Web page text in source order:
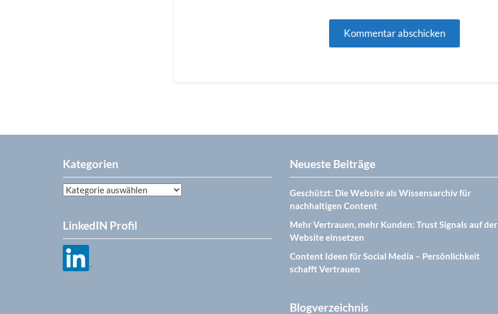
Kategorien
Kategorien
LinkedIN Profil
Neueste Beiträge
Geschützt: Die Website als Wissensarchiv für
nachhaltigen Content
Mehr Vertrauen, mehr Kunden: Trust Signals auf der
Website einsetzen
Content Ideen für Social Media – Persönlichkeit
schafft Vertrauen
Blogverzeichnis